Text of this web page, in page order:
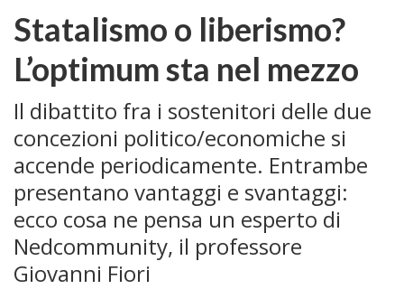
Statalismo o liberismo?
L’optimum sta nel mezzo
Il dibattito fra i sostenitori delle due
concezioni politico/economiche si
accende periodicamente. Entrambe
presentano vantaggi e svantaggi:
ecco cosa ne pensa un esperto di
Nedcommunity, il professore
Giovanni Fiori